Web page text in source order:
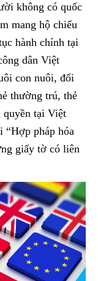
không có quốc
mang hộ chiếu
hành chính tại
dân Việt
con nuôi, đổi
thường trú, thẻ
tại Việt
“Hợp pháp hóa
giấy tờ có liên